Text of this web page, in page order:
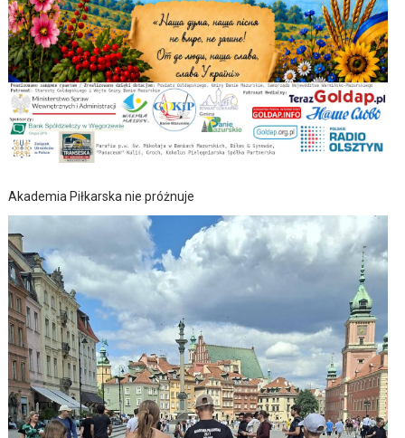
Akademia Piłkarska nie próżnuje